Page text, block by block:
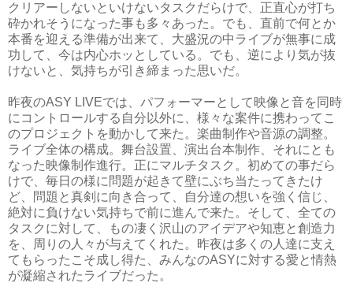
クリアーしないといけないタスクだらけで、正直心が打ち
砕かれそうになった事も多々あった。でも、直前で何とか
本番を迎える準備が出来て、大盛況の中ライブが無事に成
功して、今は内心ホッとしている。でも、逆により気が抜
けないと、気持ちが引き締まった思いだ。
昨夜のASY LIVEでは、パフォーマーとして映像と音を同時
にコントロールする自分以外に、様々な案件に携わってこ
のプロジェクトを動かして来た。楽曲制作や音源の調整。
ライブ全体の構成。舞台設置、演出台本制作、それにとも
なった映像制作進行。正にマルチタスク。初めての事だら
けで、毎日の様に問題が起きて壁にぶち当たってきたけ
ど、問題と真剣に向き合って、自分達の想いを強く信じ、
絶対に負けない気持ちで前に進んで来た。そして、全ての
タスクに対して、もの凄く沢山のアイデアや知恵と創造力
を、周りの人々が与えてくれた。昨夜は多くの人達に支え
てもらったこそ成し得た、みんなのASYに対する愛と情熱
が凝縮されたライブだった。